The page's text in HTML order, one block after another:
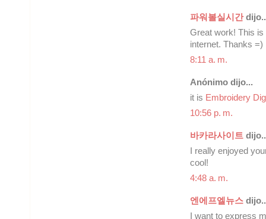
파워볼실시간
Great work! This is
internet. Thanks =)
8:11 a. m.
Anónimo dijo...
it is Embroidery
10:56 p. m.
바카라사이트
I really enjoyed
cool!
4:48 a. m.
엔에프엘뉴스
I want to express